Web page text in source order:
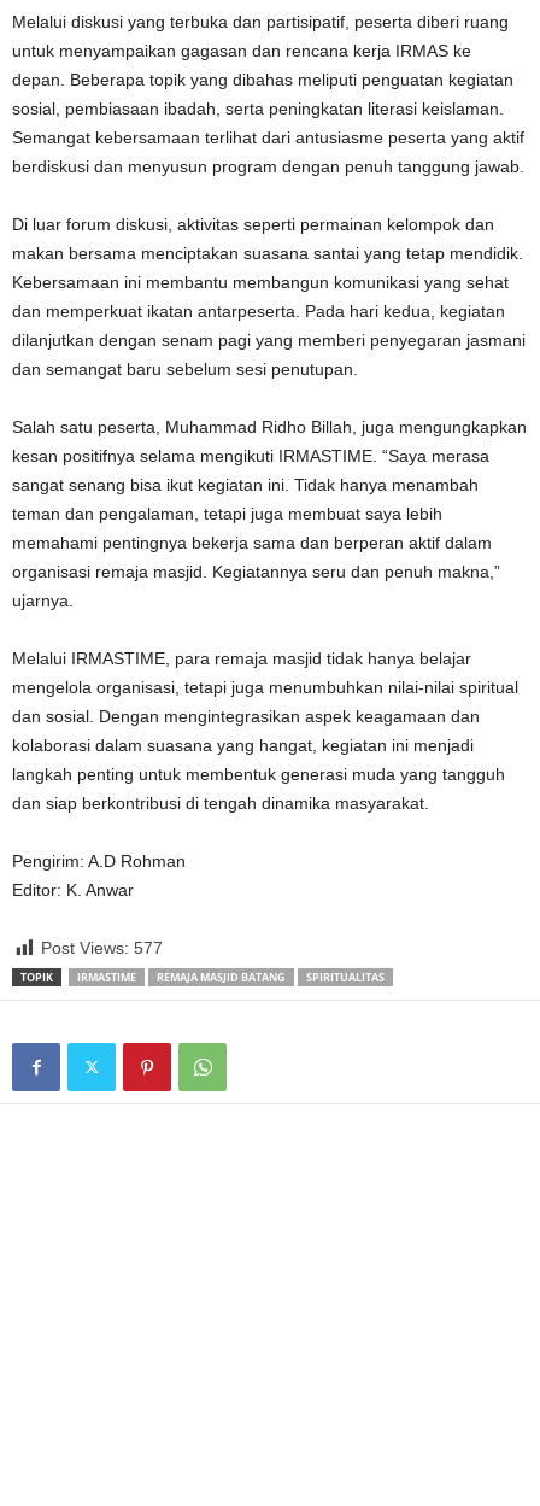
Melalui diskusi yang terbuka dan partisipatif, peserta diberi ruang
untuk menyampaikan gagasan dan rencana kerja IRMAS ke
depan. Beberapa topik yang dibahas meliputi penguatan kegiatan
sosial, pembiasaan ibadah, serta peningkatan literasi keislaman.
Semangat kebersamaan terlihat dari antusiasme peserta yang aktif
berdiskusi dan menyusun program dengan penuh tanggung jawab.
Di luar forum diskusi, aktivitas seperti permainan kelompok dan
makan bersama menciptakan suasana santai yang tetap mendidik.
Kebersamaan ini membantu membangun komunikasi yang sehat
dan memperkuat ikatan antarpeserta. Pada hari kedua, kegiatan
dilanjutkan dengan senam pagi yang memberi penyegaran jasmani
dan semangat baru sebelum sesi penutupan.
Salah satu peserta, Muhammad Ridho Billah, juga mengungkapkan
kesan positifnya selama mengikuti IRMASTIME. “Saya merasa
sangat senang bisa ikut kegiatan ini. Tidak hanya menambah
teman dan pengalaman, tetapi juga membuat saya lebih
memahami pentingnya bekerja sama dan berperan aktif dalam
organisasi remaja masjid. Kegiatannya seru dan penuh makna,”
ujarnya.
Melalui IRMASTIME, para remaja masjid tidak hanya belajar
mengelola organisasi, tetapi juga menumbuhkan nilai-nilai spiritual
dan sosial. Dengan mengintegrasikan aspek keagamaan dan
kolaborasi dalam suasana yang hangat, kegiatan ini menjadi
langkah penting untuk membentuk generasi muda yang tangguh
dan siap berkontribusi di tengah dinamika masyarakat.
Pengirim: A.D Rohman
Editor: K. Anwar
Post Views: 577
TOPIK IRMASTIME REMAJA MASJID BATANG SPIRITUALITAS